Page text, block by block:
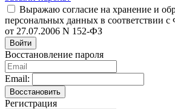
Выражаю согласие на хранение и
персональных данных в соответствии
от 27.07.2006 N 152-ФЗ
Войти
Восстановление пароля
Email:
Восстановить
Регистрация